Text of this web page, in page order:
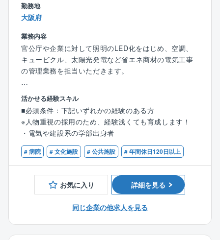
◎どんな企業？
地方公共団体との取引が99％であり、行政からの信頼
を得る、注目の成長企業です。
省エネ機器（LED照明、高効率空調等）導入のコンサ
ルティングや再生可能エネルギー（自家消費型太陽光
発電）などのクリーンエネルギーの導入を、企画・設
計・導入・維持管理までトータルソリューション提案
◎アイネックの特徴
自治体ごとの地域性特性を考慮し、カーボンニュート
ラル実現に向けた課題抽出、実現に向けたプラン策定
から導入に至るロードマップをご提案。
同社の提案する設計・施工を含む「デザインビルド方
式」により、イニシャルコストを最小限に、従来より
短期間で公共工事が可能となるため、全国の沢山の自
治体様からお声掛けをいただいております。
設立8年の企業ながら各自治体の信頼を勝ち取り、破竹
の勢いで成長を遂げております。
【魅力】
近年注目度の高まる再生エネルギーや、省エネルギー
に関わるトータルソリューションを手掛けている同
社。
売り上げ予測100億円超でIPO準備フェーズの貴重な時
期を経験できます。
将来的には、株式上場の中での事業成長の中核を担え
ます！
現在は上場準備に差し掛かっており、さらに事業を拡
大していきます。
◎社会貢献性
する提案や避難所づくり等の一助を担える大変社会貢
献性の高い事業に関わることができます。
◎企業の安定性
官公庁案件のため、景況感に左右されない
◎他にはない魅力
売り上げ予測100億円超でIPO準備フェーズの貴重な時
期を経験できます。
将来的には、事業成長の中核を担えます。
【働き方】
◎年間休日日数の多さ
年間休日126日かつ土日祝休みの完全週休2日制のた
め、オン・オフをメリハリ付けて働きたい方にピッタ
リです。
【配属先について】
施工管理部の社員は現在22名が在籍しております（20
※他、他部署含めて全95名の社員が在籍。
【働き方、就業環境】
勤務地
大阪府
業務内容
官公庁や企業に対して照明のLED化をはじめ、空調、
キュービクル、太陽光発電など省エネ商材の電気工事
の管理業務を担当いただきます。
【担当業務】
・協力業者への発注・打ち合わせ
・工期予定表の作成
・各種建材・資材などの発注
・現場での予算・品質・工期・安全の管理
・検査及び第三者検査への立会い
・完成図書の作成
【業務内容詳細】
取引先の9割以上を官公庁が占めており、愛知県内の病
活かせる経験スキル
■必須条件：下記いずれかの経験のある方
※人物重視の採用のため、経験浅くても育成します！
・電気や建設系の学部出身者
# 病院 # 文化施設 # 公共施設 # 年間休日120日以上
お気に入り 詳細を見る
同じ企業の他求人を見る